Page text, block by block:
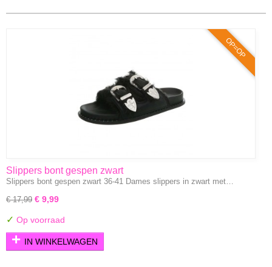
OP=OP
Slippers bont gespen zwart
Slippers bont gespen zwart 36-41 Dames slippers in zwart met…
€ 17,99 € 9,99
✓ Op voorraad
IN WINKELWAGEN